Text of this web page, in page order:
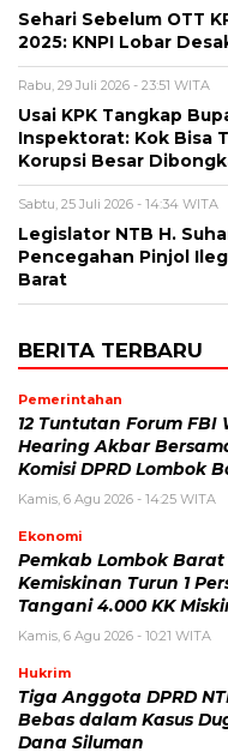
Sehari Sebelum OTT
2025: KNPI Lobar
Rabu, 29 Juli 2026 - 23:51 WITA
Usai KPK Tangkap
Inspektorat: Kok Bisa
Korupsi Besar
Sabtu, 25 Juli 2026 - 14:34 WITA
Legislator NTB H.
Pencegahan Pinjol
Barat
BERITA TERBARU
Pemerintahan
12 Tuntutan Forum FBI
Hearing Akbar
Komisi DPRD Lombok
Kamis, 6 Agu 2026 - 14:25 WITA
Ekonomi
Pemkab Lombok
Kemiskinan Turun 1
Tangani 4.000 KK
Kamis, 6 Agu 2026 - 10:21 WITA
Hukrim
Tiga Anggota DPRD
Bebas dalam Kasus
Dana Siluman